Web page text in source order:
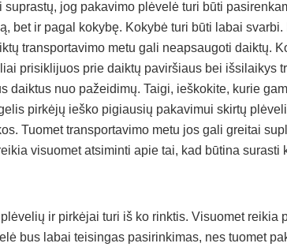
jog pakavimo plėvelė turi būti
bet ir pagal kokybę. Kokybė turi būti labai svarbi.
transportavimo metu gali neapsaugoti daiktų.
prisiklijuos prie daiktų paviršiaus bei išsilaikys
daiktus nuo pažeidimų. Taigi, ieškokite, kurie
pirkėjų ieško pigiausių pakavimui skirtų
Tuomet transportavimo metu jos gali greitai
visuomet atsiminti apie tai, kad būtina surasti
ir pirkėjai turi iš ko rinktis. Visuomet reikia
bus labai teisingas pasirinkimas, nes tuomet